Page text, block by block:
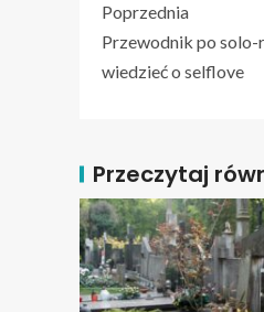
Poprzednia
Przewodnik po
wiedzieć o selflove
Przeczytaj